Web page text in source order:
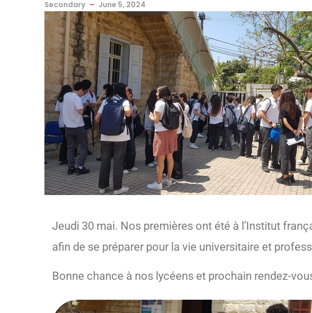
Secondary June 5, 2024
Jeudi 30 mai. Nos premières ont été à l’Institut
afin de se préparer pour la vie universitaire et
Bonne chance à nos lycéens et prochain rendez-